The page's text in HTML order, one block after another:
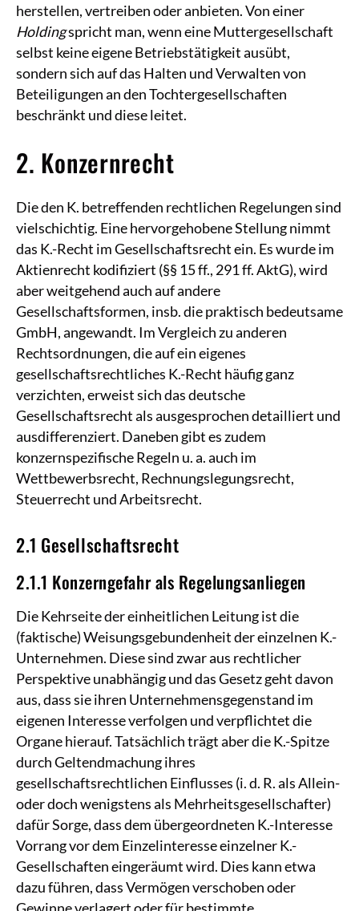
herstellen, vertreiben oder anbieten. Von einer
Holdingspricht man, wenn eine Muttergesellschaft
selbst keine eigene Betriebstätigkeit ausübt,
sondern sich auf das Halten und Verwalten von
Beteiligungen an den Tochtergesellschaften
beschränkt und diese leitet.
2. Konzernrecht
Die den K. betreffenden rechtlichen Regelungen sind
vielschichtig. Eine hervorgehobene Stellung nimmt
das K.-Recht im Gesellschaftsrecht ein. Es wurde im
Aktienrecht kodifiziert (§§ 15 ff., 291 ff. AktG), wird
aber weitgehend auch auf andere
Gesellschaftsformen, insb. die praktisch bedeutsame
GmbH, angewandt. Im Vergleich zu anderen
Rechtsordnungen, die auf ein eigenes
gesellschaftsrechtliches K.-Recht häufig ganz
verzichten, erweist sich das deutsche
Gesellschaftsrecht als ausgesprochen detailliert und
ausdifferenziert. Daneben gibt es zudem
konzernspezifische Regeln u. a. auch im
Wettbewerbsrecht, Rechnungslegungsrecht,
Steuerrecht und Arbeitsrecht.
2.1 Gesellschaftsrecht
2.1.1 Konzerngefahr als Regelungsanliegen
Die Kehrseite der einheitlichen Leitung ist die
(faktische) Weisungsgebundenheit der einzelnen K.-
Unternehmen. Diese sind zwar aus rechtlicher
Perspektive unabhängig und das Gesetz geht davon
aus, dass sie ihren Unternehmensgegenstand im
eigenen Interesse verfolgen und verpflichtet die
Organe hierauf. Tatsächlich trägt aber die K.-Spitze
durch Geltendmachung ihres
gesellschaftsrechtlichen Einflusses (i. d. R. als Allein-
oder doch wenigstens als Mehrheitsgesellschafter)
dafür Sorge, dass dem übergeordneten K.-Interesse
Vorrang vor dem Einzelinteresse einzelner K.-
Gesellschaften eingeräumt wird. Dies kann etwa
dazu führen, dass Vermögen verschoben oder